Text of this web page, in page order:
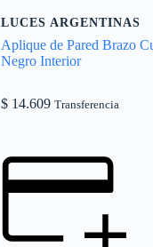
LUCES ARGENTINAS
Aplique de Pared Brazo
Negro Interior
$14.609 Transferencia